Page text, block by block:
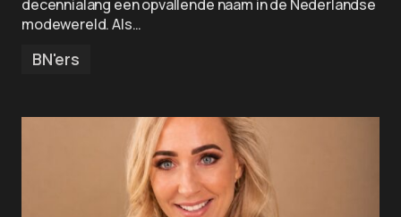
decennialang een opvallende naam in de Nederlandse
modewereld. Als…
BN'ers